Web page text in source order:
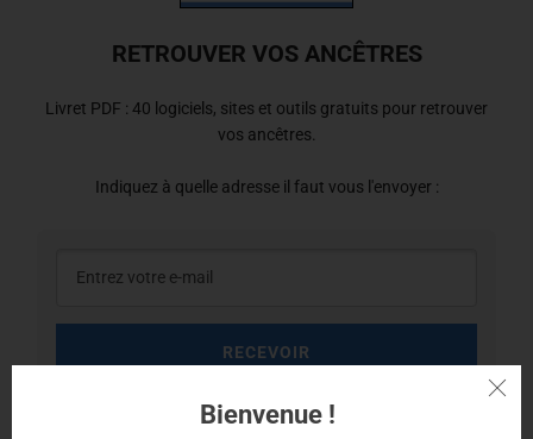
RETROUVER VOS ANCÊTRES
Livret PDF : 40 logiciels, sites et outils gratuits pour retrouver
vos ancêtres.
Indiquez à quelle adresse il faut vous l'envoyer :
RECEVOIR
Bienvenue !